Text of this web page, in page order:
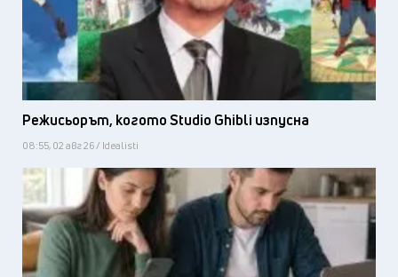
Режисьорът, когото Studio Ghibli изпусна
08:55, 02 авг 26 / Idealisti